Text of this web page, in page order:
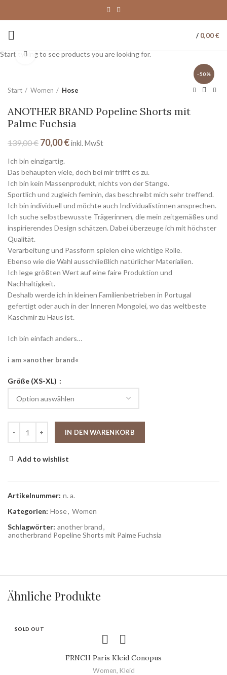
/ 0,00€
-50%
Click to enlarge
Start Women Hose
ANOTHER BRAND Popeline Shorts mit
Palme Fuchsia
139,00€ 70,00€inkl. MwSt
Ich bin einzigartig.
Das behaupten viele, doch bei mir trifft es zu.
Ich bin kein Massenprodukt, nichts von der Stange.
Sportlich und zugleich feminin, das beschreibt mich sehr treffend.
Ich bin individuell und möchte auch Individualistinnen ansprechen.
Ich suche selbstbewusste Trägerinnen, die mein zeitgemäßes und
inspirierendes Design schätzen. Dabei überzeuge ich mit höchster
Qualität.
Verarbeitung und Passform spielen eine wichtige Rolle.
Ebenso wie die Wahl ausschließlich natürlicher Materialien.
Ich lege größten Wert auf eine faire Produktion und
Nachhaltigkeit.
Deshalb werde ich in kleinen Familienbetrieben in Portugal
gefertigt oder auch in der Inneren Mongolei, wo das weltbeste
Kaschmir zu Haus ist.
Ich bin einfach anders…
i am »another brand«
Größe (XS-XL)
IN DEN WARENKORB
Add to wishlist
Artikelnummer: n. a.
Kategorien: Hose, Women
Schlagwörter: another brand,
anotherbrand Popeline Shorts mit Palme Fuchsia
Ähnliche Produkte
SOLD OUT
FRNCH Paris Kleid Conopus
Women, Kleid
Start typing to see products you are looking for.